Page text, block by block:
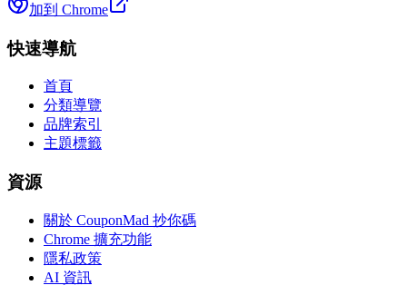
加到 Chrome
快速導航
首頁
分類導覽
品牌索引
主題標籤
資源
關於 CouponMad 抄你碼
Chrome 擴充功能
隱私政策
AI 資訊